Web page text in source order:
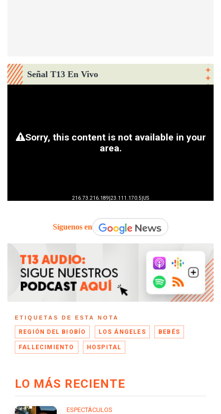
Señal T13 En Vivo
Síguenos en
ETIQUETAS DE ESTA NOTA
REGIÓN DEL BIOBÍO LOS ÁNGELES BEBÉS
FALLECIMIENTO HOSPITAL
LO MÁS RECIENTE
ESPECTÁCULOS